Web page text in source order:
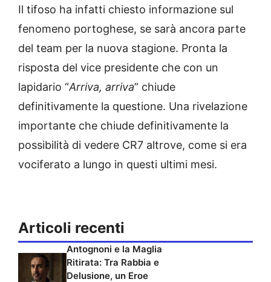
Il tifoso ha infatti chiesto informazione sul
fenomeno portoghese, se sarà ancora parte
del team per la nuova stagione. Pronta la
risposta del vice presidente che con un
lapidario “Arriva, arriva” chiude
definitivamente la questione. Una rivelazione
importante che chiude definitivamente la
possibilità di vedere CR7 altrove, come si era
vociferato a lungo in questi ultimi mesi.
Articoli recenti
Antognoni e la Maglia
Ritirata: Tra Rabbia e
Delusione, un Eroe